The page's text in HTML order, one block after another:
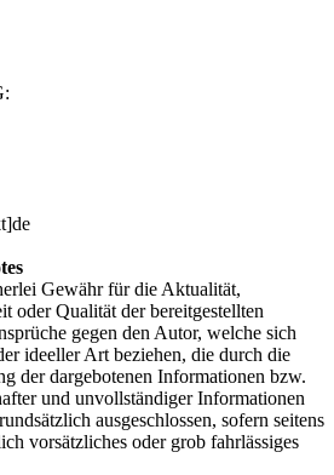
Gewähr für die Aktualität,
oder Qualität der bereitgestellten
gegen den Autor, welche sich
ideeller Art beziehen, die durch die
der dargebotenen Informationen bzw.
und unvollständiger Informationen
ausgeschlossen, sofern seitens
vorsätzliches oder grob fahrlässiges